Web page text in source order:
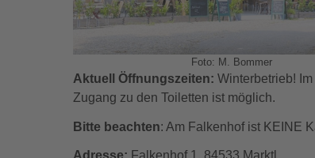
Foto: M. Bommer
Aktuell Öffnungszeiten: Winterbetrieb!
Zugang zu den Toiletten ist möglich.
Bitte beachten: Am Falkenhof ist KEINE